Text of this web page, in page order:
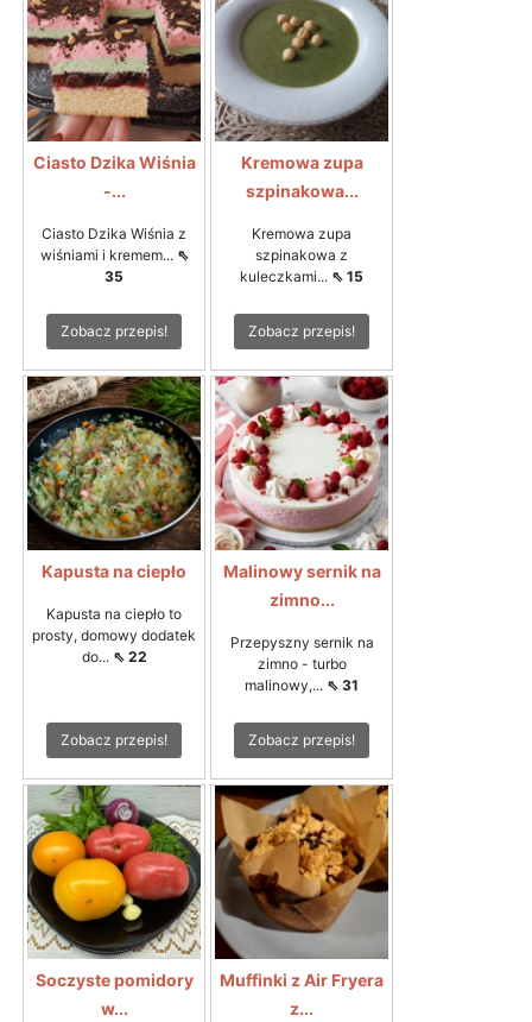
Ciasto Dzika Wiśnia
-...
Ciasto Dzika Wiśnia z
wiśniami i kremem... ⇖
35
Zobacz przepis!
Kremowa zupa
szpinakowa...
Kremowa zupa
szpinakowa z
kuleczkami... ⇖ 15
Zobacz przepis!
Kapusta na ciepło
Kapusta na ciepło to
prosty, domowy dodatek
do... ⇖ 22
Zobacz przepis!
Malinowy sernik na
zimno...
Przepyszny sernik na
zimno - turbo
malinowy,... ⇖ 31
Zobacz przepis!
Soczyste pomidory
w...
Muffinki z Air Fryera
z...